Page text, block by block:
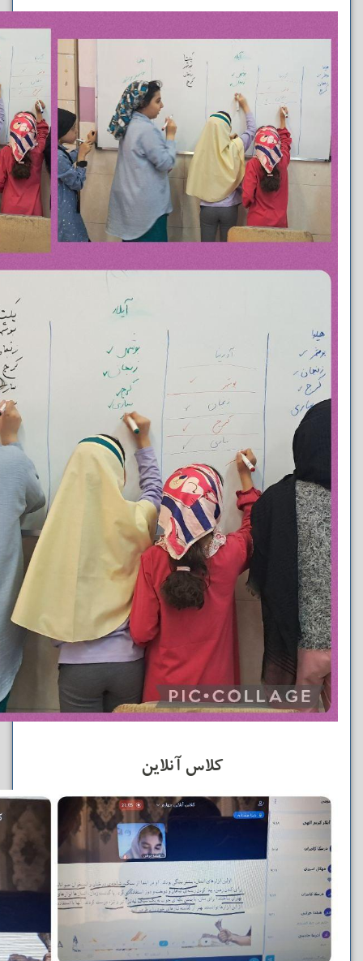
کلاس آنلاین